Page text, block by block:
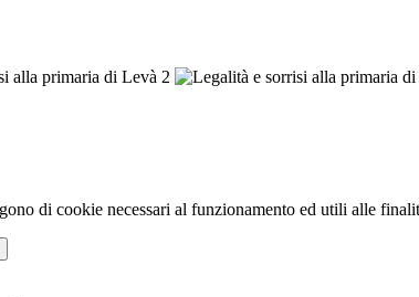
di cookie necessari al funzionamento ed utili alle